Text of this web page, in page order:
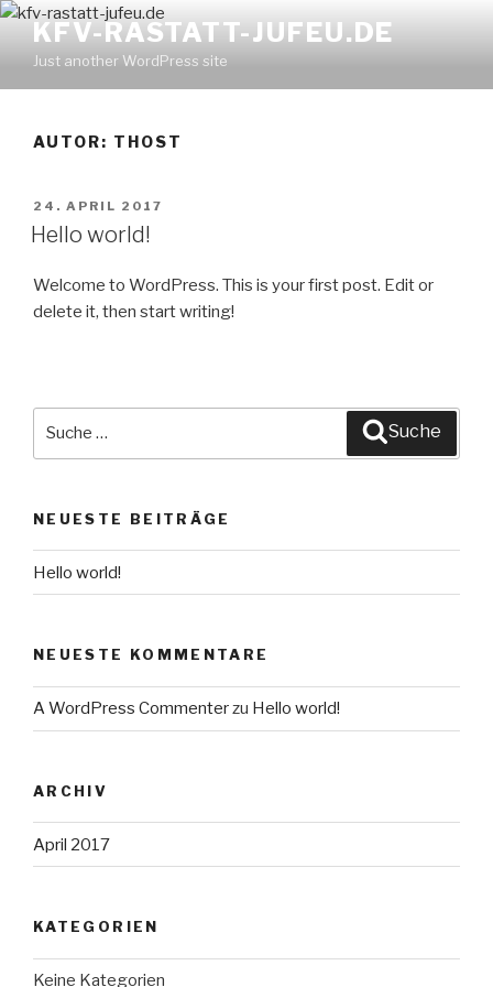
Zum
Inhalt
springen
KFV-RASTATT-JUFEU.DE
Just another WordPress site
AUTOR: THOST
VERÖFFENTLICHT
AM
24. APRIL 2017
Hello world!
Welcome to WordPress. This is your first post. Edit or
delete it, then start writing!
Suche
NEUESTE BEITRÄGE
Hello world!
NEUESTE KOMMENTARE
A WordPress Commenterzu Hello world!
ARCHIV
April 2017
KATEGORIEN
Keine Kategorien